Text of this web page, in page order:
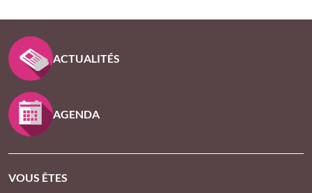
PIED DE PAGE KLESIA - ASSUREUR D’INTÉRÊT
ACTUALITÉS
AGENDA
VOUS ÊTES